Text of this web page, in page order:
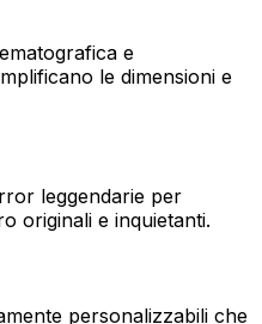
e
le dimensioni e
leggendarie per
originali e inquietanti.
personalizzabili che